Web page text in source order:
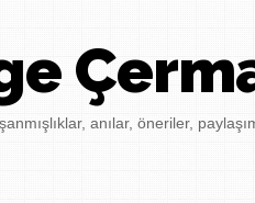
anılar, öneriler,